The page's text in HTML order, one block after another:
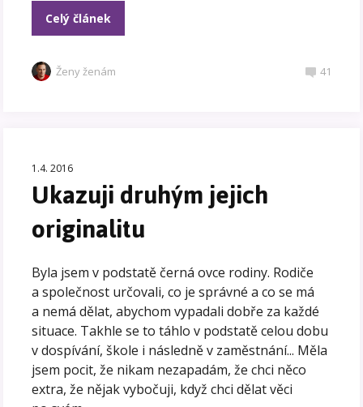
Celý článek
Ženy ženám 41
1.4. 2016
Ukazuji druhým jejich
originalitu
Byla jsem v podstatě černá ovce rodiny. Rodiče
a společnost určovali, co je správné a co se má
a nemá dělat, abychom vypadali dobře za každé
situace. Takhle se to táhlo v podstatě celou dobu
v dospívání, škole i následně v zaměstnání... Měla
jsem pocit, že nikam nezapadám, že chci něco
extra, že nějak vybočuji, když chci dělat věci